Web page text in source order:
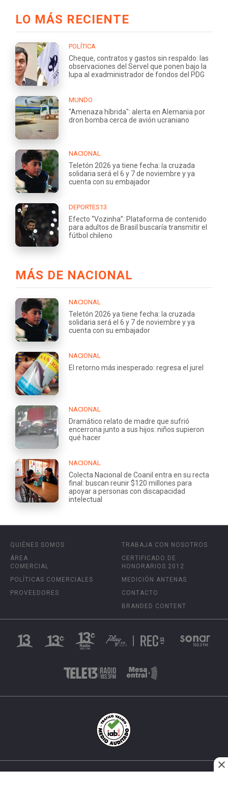
LO MÁS RECIENTE
POLÍTICA
Cheque, contratos y gastos sin respaldo: las
observaciones del Servel que ponen bajo la
lupa al exadministrador de fondos del PDG
MUNDO
"Amenaza híbrida": alerta en Alemania por
dron bomba cerca de avión ucraniano
NACIONAL
Teletón 2026 ya tiene fecha: la cruzada
solidaria será el 6 y 7 de noviembre y ya
cuenta con su embajador
DEPORTES13
Efecto “Vozinha”: Plataforma de contenido
para adultos de Brasil buscaría transmitir el
fútbol chileno
MÁS DE NACIONAL
NACIONAL
Teletón 2026 ya tiene fecha: la cruzada
solidaria será el 6 y 7 de noviembre y ya
cuenta con su embajador
NACIONAL
El retorno más inesperado: regresa el jurel
NACIONAL
Dramático relato de madre que sufrió
encerrona junto a sus hijos: niños supieron
qué hacer
NACIONAL
Colecta Nacional de Coanil entra en su recta
final: buscan reunir $120 millones para
apoyar a personas con discapacidad
intelectual
QUIÉNES SOMOS
ÁREA
COMERCIAL
POLÍTICAS COMERCIALES
PROVEEDORES
TRABAJA CON NOSOTROS
CERTIFICADO DE
HONORARIOS 2012
MEDICIÓN ANTENAS
CONTACTO
BRANDED CONTENT